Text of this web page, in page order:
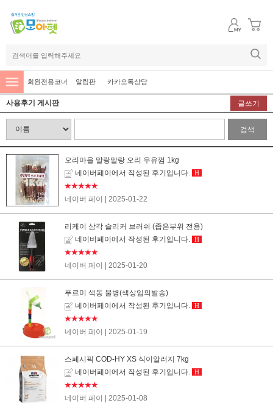
회원전용코너 알림판 카카오톡상담
사용후기 게시판 글쓰기
검색
오리마을 말랑말랑 오리 우유껌 1kg
네이버페이에서 작성된 후기입니다. H
★★★★★
네이버 페이
| 2025-01-22
리케이 삼각 슬리커 브러쉬 (좁은부위 전용)
네이버페이에서 작성된 후기입니다. H
★★★★★
네이버 페이
| 2025-01-20
푸르미 색동 물병(색상임의발송)
네이버페이에서 작성된 후기입니다. H
★★★★★
네이버 페이
| 2025-01-19
스페시픽 COD-HY XS 식이알러지 7kg
네이버페이에서 작성된 후기입니다. H
★★★★★
네이버 페이
| 2025-01-08